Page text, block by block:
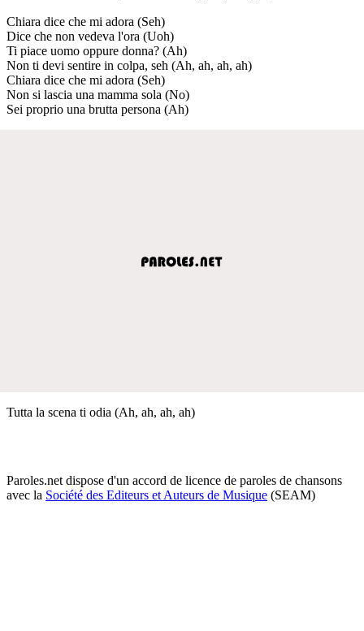
Chiara dice che mi adora (Seh)
Dice che non vedeva l'ora (Uoh)
Ti piace uomo oppure donna? (Ah)
Non ti devi sentire in colpa, seh (Ah, ah, ah, ah)
Chiara dice che mi adora (Seh)
Non si lascia una mamma sola (No)
Sei proprio una brutta persona (Ah)
Tutta la scena ti odia (Ah, ah, ah, ah)
Paroles.net dispose d'un accord de licence de paroles de chansons
avec la Société des Editeurs et Auteurs de Musique (SEAM)